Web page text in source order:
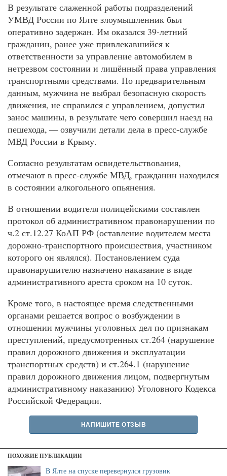
В результате слаженной работы подразделений
УМВД России по Ялте злоумышленник был
оперативно задержан. Им оказался 39-летний
гражданин, ранее уже привлекавшийся к
ответственности за управление автомобилем в
нетрезвом состоянии и лишённый права управления
транспортными средствами. По предварительным
данным, мужчина не выбрал безопасную скорость
движения, не справился с управлением, допустил
занос машины, в результате чего совершил наезд на
пешехода, — озвучили детали дела в пресс-службе
МВД России в Крыму.
Согласно результатам освидетельствования,
отмечают в пресс-службе МВД, гражданин находился
в состоянии алкогольного опьянения.
В отношении водителя полицейскими составлен
протокол об административном правонарушении по
ч.2 ст.12.27 КоАП РФ (оставление водителем места
дорожно-транспортного происшествия, участником
которого он являлся). Постановлением суда
правонарушителю назначено наказание в виде
административного ареста сроком на 10 суток.
Кроме того, в настоящее время следственными
органами решается вопрос о возбуждении в
отношении мужчины уголовных дел по признакам
преступлений, предусмотренных ст.264 (нарушение
правил дорожного движения и эксплуатации
транспортных средств) и ст.264.1 (нарушение
правил дорожного движения лицом, подвергнутым
административному наказанию) Уголовного Кодекса
Российской Федерации.
НАПИШИТЕ ОТЗЫВ
ПОХОЖИЕ ПУБЛИКАЦИИ
В Ялте на спуске перевернулся грузовик